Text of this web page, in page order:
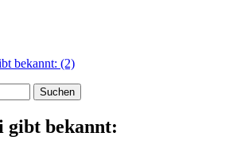
bekannt: (2)
Suchen
gibt bekannt: